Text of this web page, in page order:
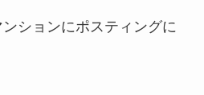
ションにポスティングに